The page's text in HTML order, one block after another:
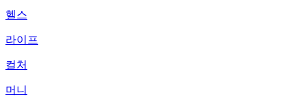
헬스
라이프
컬처
머니